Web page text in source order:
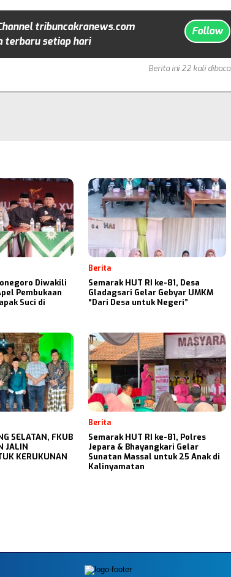
tribuncakranews.com
terbaru setiap hari
Follow
Berita ini 22 kali dibaca
Diwakili
Pembukaan
Suci di
Berita
Semarak HUT RI ke-81, Desa
Gladagsari Gelar Gebyar UMKM
“Dari Desa untuk Negeri”
SELATAN, FKUB
JALIN
KERUKUNAN
Berita
Semarak HUT RI ke-81, Polres
Jepara & Bhayangkari Gelar
Sunatan Massal untuk 25 Anak di
Kalinyamatan